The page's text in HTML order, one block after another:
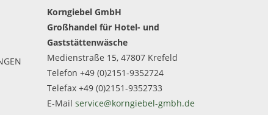
Korngiebel GmbH
Großhandel für Hotel- und
Gaststättenwäsche
Medienstraße 15, 47807 Krefeld
Telefon +49 (0)2151-9352724
Telefax +49 (0)2151-9352733
E-Mail service@korngiebel-gmbh.de